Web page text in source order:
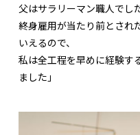
父はサラリーマン職人でした
終身雇用が当たり前とされ
いえるので、
私は全工程を早めに経験す
ました」